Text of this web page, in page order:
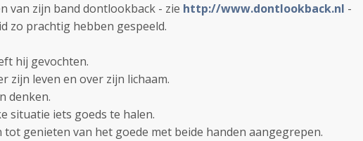
van zijn band dontlookback - zie http://www.dontlookback.nl -
zo prachtig hebben gespeeld.
hij gevochten.
zijn leven en over zijn lichaam.
denken.
situatie iets goeds te halen.
tot genieten van het goede met beide handen aangegrepen.